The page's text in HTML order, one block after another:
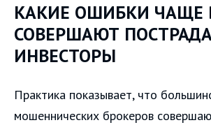
КАКИЕ ОШИБКИ ЧАЩЕ
СОВЕРШАЮТ
ИНВЕСТОРЫ
Практика показывает, что
мошеннических брокеров